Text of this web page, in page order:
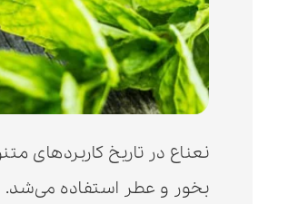
نعناع در تاریخ کاربردهای
بخور و عطر استفاده می‌شد.